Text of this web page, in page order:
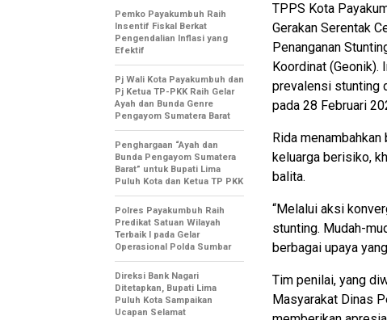
TPPS Kota
Gerakan Serentak
Penanganan
Koordinat (Geonik).
prevalensi stunting
pada 28 Februari
Rida
keluarga berisiko,
balita.
“Melalui aksi
stunting. Mudah-
berbagai upaya
Tim penilai, yang
Masyarakat Dinas
Pemko Payakumbuh Raih
Insentif Fiskal Berkat
Pengendalian Inflasi yang
Efektif
Pj Wali Kota Payakumbuh dan
Pj Ketua TP-PKK Raih Gelar
Ayah dan Bunda Genre
Pengayom Sumatera Barat
Penghargaan “Ayah dan
Bunda Pengayom Sumatera
Barat” untuk Bupati Lima
Puluh Kota dan Ketua TP PKK
Polres Payakumbuh Raih
Predikat Satuan Wilayah
Terbaik I pada Gelar
Operasional Polda Sumbar
Direksi Bank Nagari
Ditetapkan, Bupati Lima
Puluh Kota Sampaikan
Ucapan Selamat